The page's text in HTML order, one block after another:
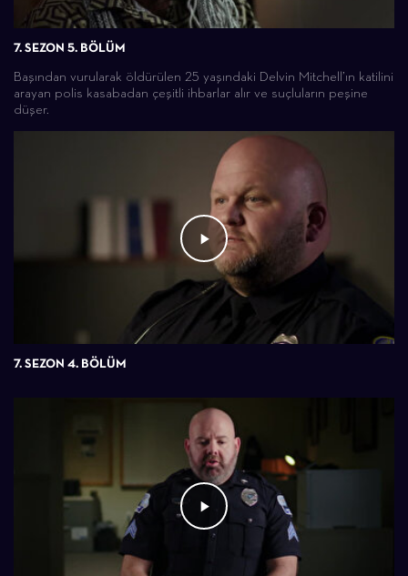
7. SEZON 5. BÖLÜM
Başından vurularak öldürülen 25 yaşındaki Delvin Mitchell’ın katilini
arayan polis kasabadan çeşitli ihbarlar alır ve suçluların peşine
düşer.
7. SEZON 4. BÖLÜM